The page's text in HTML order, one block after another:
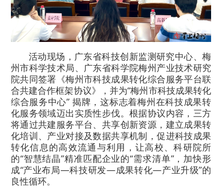
活动现场，广东省科技创新监测研究中心、梅
州市科学技术局、广东省科学院梅州产业技术研究
院共同签署《梅州市科技成果转化综合服务平台联
合共建合作框架协议》，并为“梅州市科技成果转化
综合服务中心” 揭牌，这标志着梅州在科技成果转
化服务领域迈出实质性步伐。根据协议内容，三方
将通过共建服务平台、共享创新资源，建立成果转
化培训、产业对接及数据共享机制，促进科技成果
转化信息的高效流通与利用，让高校、科研院所
的“智慧结晶”精准匹配企业的“需求清单”，加快形
成“产业布局—科技研发—成果转化—产业升级”的
良性循环。